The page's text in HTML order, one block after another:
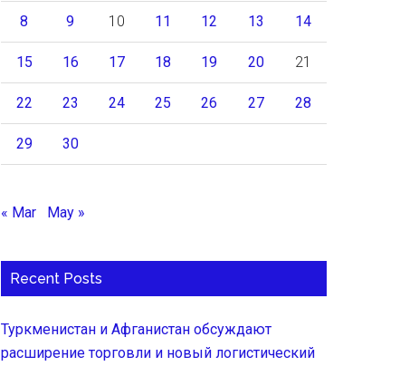
8 9 10 11 12 13 14
15 16 17 18 19 20 21
22 23 24 25 26 27 28
29 30
« Mar May »
Recent Posts
Туркменистан и Афганистан обсуждают
расширение торговли и новый логистический